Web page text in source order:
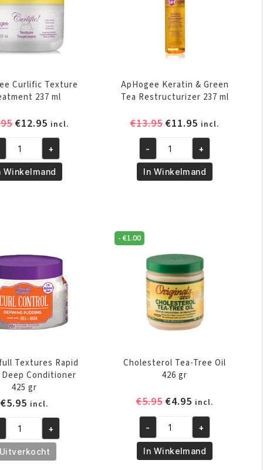
Curlific Texture
237 ml
Oorspronkelijke
was:
€15.95.
€12.95 Huidige
prijs
is:
€12.95.
incl.
+
Winkelmand
ApHogee Keratin & Green
Tea Restructurizer 237 ml
€13.95Oorspronkelijke
was:
€13.95.
€11.95 Huidige
prijs
is:
€11.95.
incl.
ApHogee
Keratin
&
237
ml
aantal
- +
In Winkelmand
Textures Rapid
Deep Conditioner
425 gr
€5.95 incl.
+
- €1.00
Cholesterol Tea-Tree Oil
426 gr
€5.95Oorspronkelijke
was:
€5.95.
€4.95 Huidige
prijs
is:
€4.95.
incl.
Cholesterol
Tea-
Tree
- +
In Winkelmand